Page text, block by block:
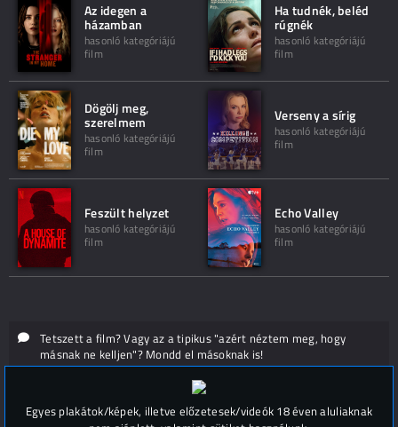
Az idegen a
házamban
hasonló kategóriájú
film
Ha tudnék, beléd
rúgnék
hasonló kategóriájú
film
Dögölj meg,
szerelmem
hasonló kategóriájú
film
Verseny a sírig
hasonló kategóriájú
film
Feszült helyzet
hasonló kategóriájú
film
Echo Valley
hasonló kategóriájú
film
Tetszett a film? Vagy az a tipikus "azért néztem meg, hogy
másnak ne kelljen"? Mondd el másoknak is!
Hozzászólások (
Egyes plakátok/képek, illetve előzetesek/videók 18 éven aluliaknak